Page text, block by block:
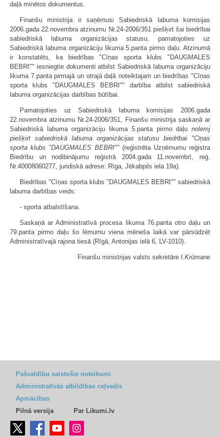
daļā minētos dokumentus.
Finanšu ministrija ir saņēmusi Sabiedriskā labuma komisijas
2006.gada 22.novembra atzinumu Nr.24-2006/351 piešķirt šai biedrībai
sabiedriskā labuma organizācijas statusu, pamatojoties uz
Sabiedriskā labuma organizāciju likuma 5.panta pirmo daļu. Atzinumā
ir konstatēts, ka biedrības "Cīņas sporta klubs "DAUGMALES
BEBRI"" iesniegtie dokumenti atbilst Sabiedriskā labuma organizāciju
likuma 7.panta pirmajā un otrajā daļā noteiktajam un biedrības "Cīņas
sporta klubs "DAUGMALES BEBRI"" darbība atbilst sabiedriskā
labuma organizācijas darbības būtībai.
Pamatojoties uz Sabiedriskā labuma komisijas 2006.gada
22.novembra atzinumu Nr.24-2006/351, Finanšu ministrija saskaņā ar
Sabiedriskā labuma organizāciju likuma 5.panta pirmo daļu nolemj
piešķirt sabiedriskā labuma organizācijas statusu biedrībai "Cīņas
sporta klubs "DAUGMALES BEBRI""(reģistrēta Uzņēmumu reģistra
Biedrību un nodibinājumu reģistrā 2004.gada 11.novembrī, reģ.
Nr.40008060277, juridiskā adrese: Rīga, Jēkabpils iela 19a).
Biedrības "Cīņas sporta klubs "DAUGMALES BEBRI"" sabiedriskā
labuma darbības veids:
- sporta atbalstīšana.
Saskaņā ar Administratīvā procesa likuma 76.panta otro daļu un
79.panta pirmo daļu šo lēmumu viena mēneša laikā var pārsūdzēt
Administratīvajā rajona tiesā (Rīgā, Antonijas ielā 6, LV-1010).
Finanšu ministrijas valsts sekretāre I.Krūmane
Pašvaldību saistošie noteikumi
Administratīvās atbildības ceļvedis
Apmācības
Pilnā versija
Par Likumi.lv